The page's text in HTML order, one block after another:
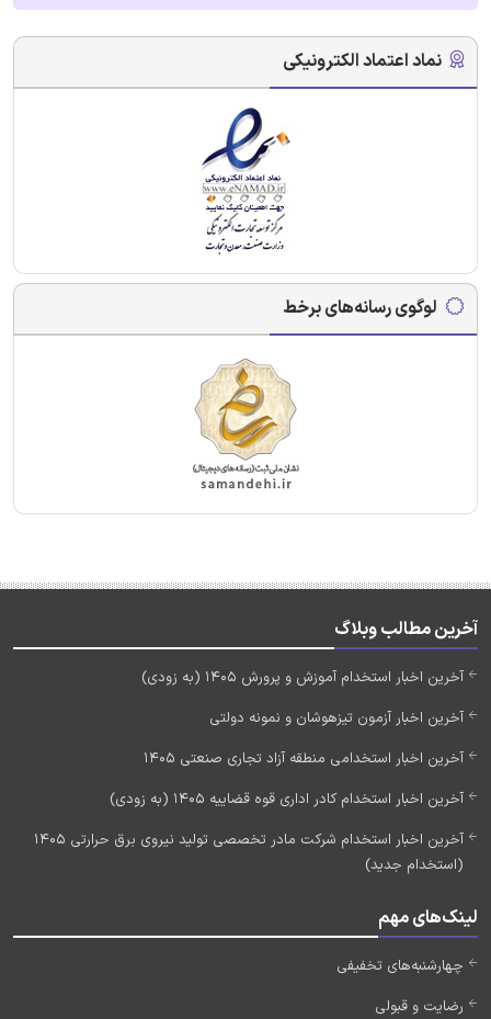
نماد اعتماد الکترونیکی
لوگوی رسانه‌های برخط
آخرین مطالب وبلاگ
آخرین اخبار استخدام آموزش و پرورش 1405 (به زودی)
آخرین اخبار آزمون تیزهوشان و نمونه دولتی
آخرین اخبار استخدامی منطقه آزاد تجاری صنعتی 1405
آخرین اخبار استخدام کادر اداری قوه قضاییه 1405 (به زودی)
آخرین اخبار استخدام شرکت مادر تخصصی تولید نیروی برق حرارتی 1405
(استخدام جدید)
لینک‌های مهم
چهارشنبه‌های تخفیفی
رضایت و قبولی